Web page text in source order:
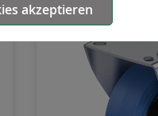
akzeptieren